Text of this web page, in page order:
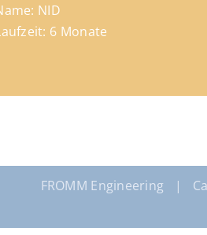
NID
6 Monate
FROMM Engineering |